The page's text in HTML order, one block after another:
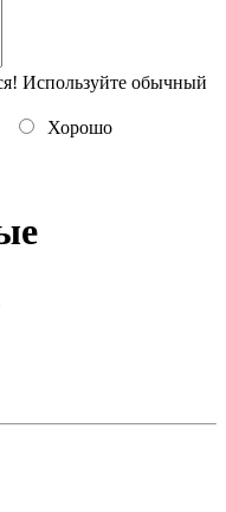
Используйте обычный
Хорошо